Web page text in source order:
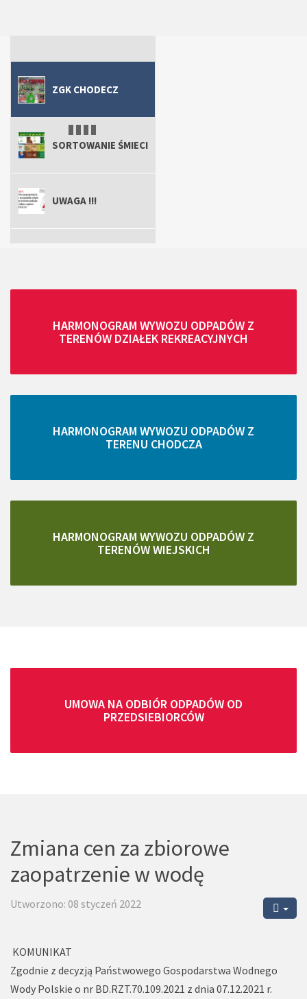
ZGK CHODECZ
SORTOWANIE ŚMIECI
UWAGA !!!
HARMONOGRAM WYWOZU ODPADÓW Z
TERENÓW DZIAŁEK REKREACYJNYCH
HARMONOGRAM WYWOZU ODPADÓW Z
TERENU CHODCZA
HARMONOGRAM WYWOZU ODPADÓW Z
TERENÓW WIEJSKICH
UMOWA NA ODBIÓR ODPADÓW OD
PRZEDSIEBIORCÓW
Zmiana cen za zbiorowe
zaopatrzenie w wodę
Utworzono: 08 styczeń 2022
KOMUNIKAT
Zgodnie z decyzją Państwowego Gospodarstwa Wodnego
Wody Polskie o nr BD.RZT.70.109.2021 z dnia 07.12.2021 r.